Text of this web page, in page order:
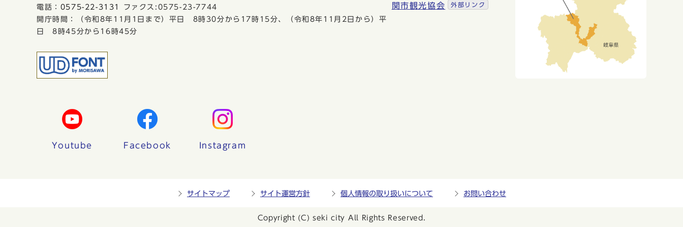
電話： 0575-22-3131
ファクス:0575-23-7744
開庁時間：（令和8年11月1日まで）平日 8時30分から17時15分、（令和8年11月2日から）平
日 8時45分から16時45分
Youtube Facebook Instagram
関市観光協会 外部リンク
サイトマップ サイト運営方針 個人情報の取り扱いについて お問い合わせ
Copyright (C) seki city All Rights Reserved.